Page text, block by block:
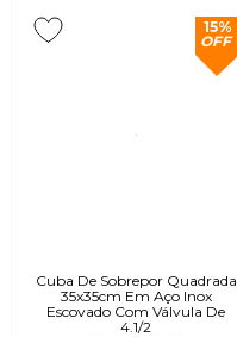
15%
OFF
Cuba De Sobrepor Quadrada
35x35cm Em Aço Inox
Escovado Com Válvula De
4.1/2